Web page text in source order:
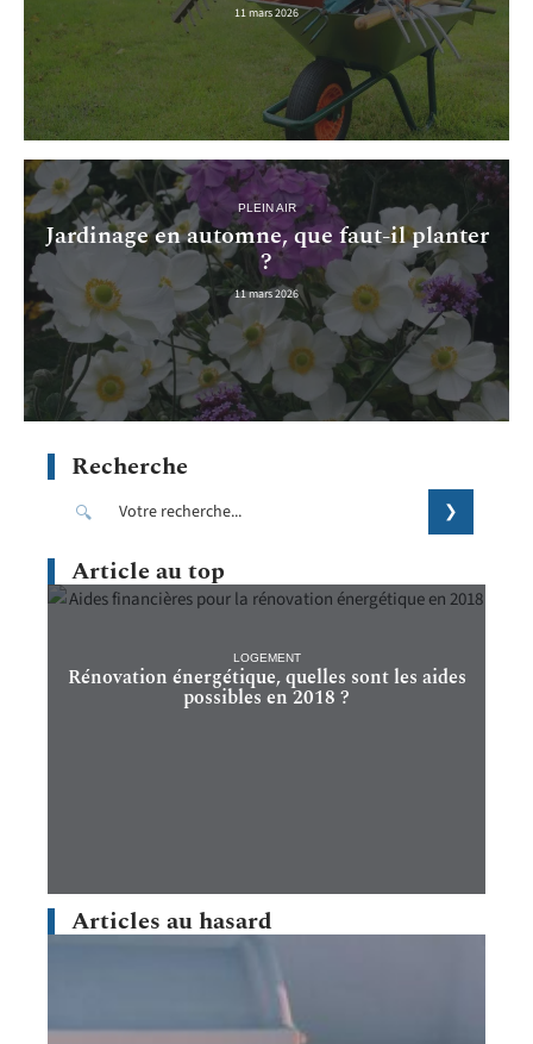
11 mars 2026
PLEIN AIR
Jardinage en automne, que faut-il planter
?
11 mars 2026
Recherche
Article au top
LOGEMENT
Rénovation énergétique, quelles sont les aides
possibles en 2018 ?
Articles au hasard